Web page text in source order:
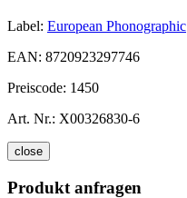
Label: European Phonographic
EAN: 8720923297746
Preiscode: 1450
Art. Nr.: X00326830-6
close
Produkt anfragen